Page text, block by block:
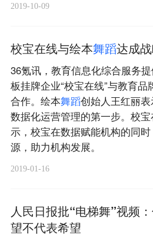
2019-10-09
校宝在线与绘本舞蹈达成
36氪讯，教育信息化综合服务
板挂牌企业“校宝在线”与教育品
合作。绘本舞蹈创始人王红丽
数据化运营管理的第一步。校
示，校宝在数据赋能机构的同
源，助力机构发展。
2019-01-16
人民日报批“电梯舞”视频
望不代表希望